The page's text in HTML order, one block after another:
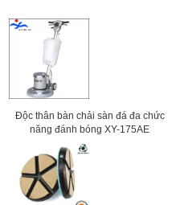
Độc thân bàn chải sàn đá đa chức
năng đánh bóng XY-175AE